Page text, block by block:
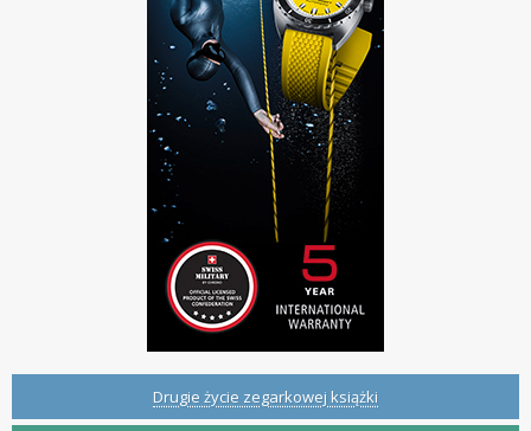
Drugie życie zegarkowej książki